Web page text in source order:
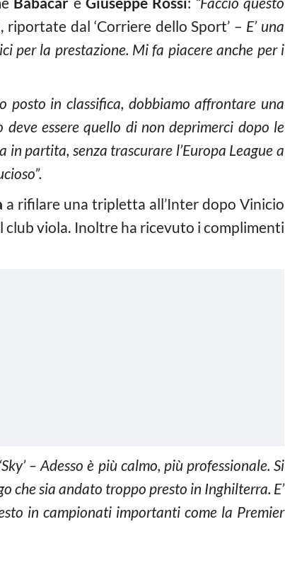
dal ‘Corriere dello Sport’ – E’ una
per la prestazione. Mi fa piacere anche per i
posto in classifica, dobbiamo affrontare una
deve essere quello di non deprimerci dopo le
partita, senza trascurare l’Europa League a
a rifilare una tripletta all’Inter dopo Vinicio
viola. Inoltre ha ricevuto i complimenti
– Adesso è più calmo, più professionale. Si
che sia andato troppo presto in Inghilterra. E’
in campionati importanti come la Premier